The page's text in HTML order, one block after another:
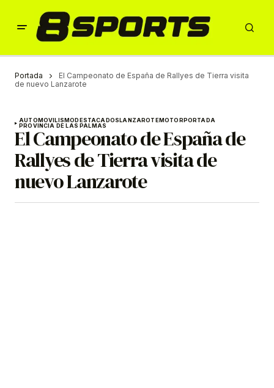
Portada
El Campeonato de España de Rallyes de Tierra visita
de nuevo Lanzarote
AUTOMOVILISMODESTACADOSLANZAROTEMOTORPORTADA
PROVINCIA DE LAS PALMAS
El Campeonato de España de
Rallyes de Tierra visita de
nuevo Lanzarote